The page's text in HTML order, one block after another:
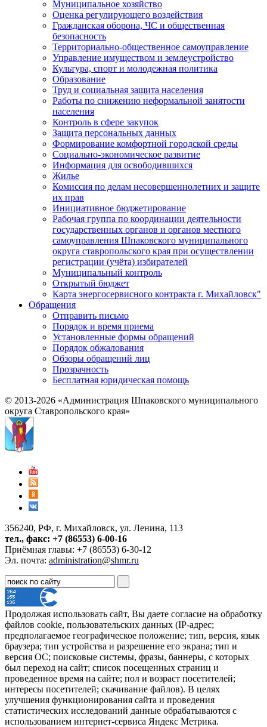
Муниципальное хозяйство
Оценка регулирующего воздействия
Гражданская оборона, ЧС и общественная
безопасность
Территориально-общественное самоуправление
Управление имуществом и землеустройство
Культура, спорт и молодежная политика
Образование
Труд и социальная защита населения
Работы по снижению неформальной занятости
населения
Контроль в сфере закупок
Защита персональных данных
Формирование комфортной городской среды
Социально-экономическое развитие
Информация для освободившихся
Жилье
Комиссия по делам несовершеннолетних и защите
их прав
Инициативное бюджетирование
Рабочая группа по координации деятельности
государственных органов и органов местного
самоуправления Шпаковского муниципального
округа ставропольского края при осуществлении
регистрации (учёта) избирателей
Муниципальный контроль
Открытый бюджет
Карта энергосервисного контракта г. Михайловск"
Обращения
Отправить письмо
Порядок и время приема
Установленные формы обращений
Порядок обжалования
Обзоры обращений лиц
Прозрачность
Бесплатная юридическая помощь
© 2013-2026 «Администрация Шпаковского муниципального
округа Ставропольского края»
356240, РФ, г. Михайловск, ул. Ленина, 113
тел., факс: +7 (86553) 6-00-16
Приёмная главы: +7 (86553) 6-30-12
Эл. почта: administration@shmr.ru
Продолжая использовать сайт, Вы даете согласие на обработку
файлов cookie, пользовательских данных (IP-адрес;
предполагаемое географическое положение; тип, версия, язык
браузера; тип устройства и разрешение его экрана; тип и
версия ОС; поисковые системы, фразы, баннеры, с которых
был переход на сайт; список посещенных страниц и
проведенное время на сайте; пол и возраст посетителей;
интересы посетителей; скачивание файлов). В целях
улучшения функционирования сайта и проведения
статистических исследований данные обрабатываются с
использованием интернет-сервиса Яндекс Метрика.